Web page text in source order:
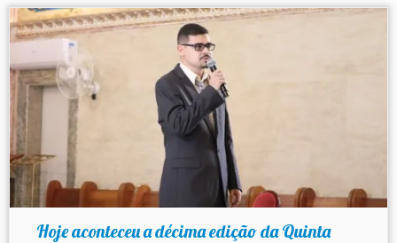
Hoje aconteceu a décima edição da Quinta